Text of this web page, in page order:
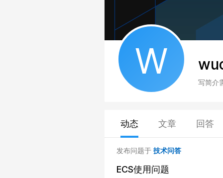
W
写简介
动态 文章 回答
发布问题于 技术问答
ECS使用问题